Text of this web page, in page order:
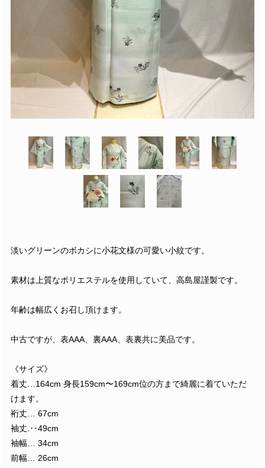
淡いグリーンのボカシに小花文様の可愛い小紋です。
素材は上質なポリエステルを使用していて、高島屋謹製です。
年齢は幅広くお召し頂けます。
中古ですが、表AAA、裏AAA、表裏共に美品です。
《サイズ》
着丈…164cm 身長159cm〜169cm位の方まで綺麗に着ていただ
けます。
裄丈… 67cm
袖丈.‥49cm
袖幅… 34cm
前幅… 26cm